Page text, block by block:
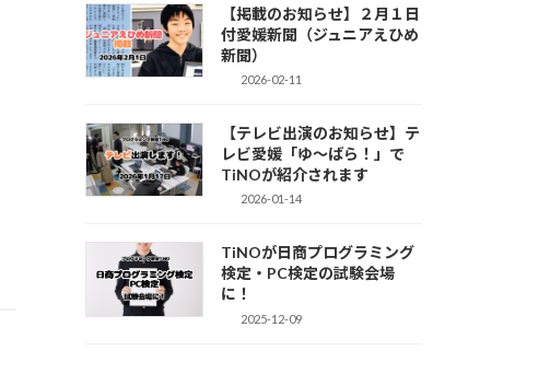
【掲載のお知らせ】２月１日
付愛媛新聞（ジュニアえひめ
新聞）
2026-02-11
【テレビ出演のお知らせ】テ
レビ愛媛「ゆ～ばら！」で
TiNOが紹介されます
2026-01-14
TiNOが日商プログラミング
検定・PC検定の試験会場
に！
2025-12-09